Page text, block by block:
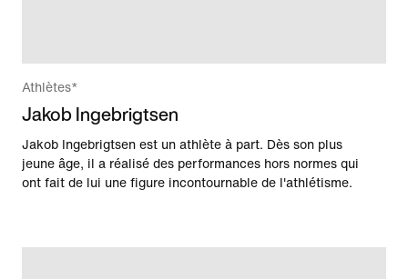
Athlètes*
Jakob Ingebrigtsen
Jakob Ingebrigtsen est un athlète à part. Dès son plus
jeune âge, il a réalisé des performances hors normes qui
ont fait de lui une figure incontournable de l'athlétisme.